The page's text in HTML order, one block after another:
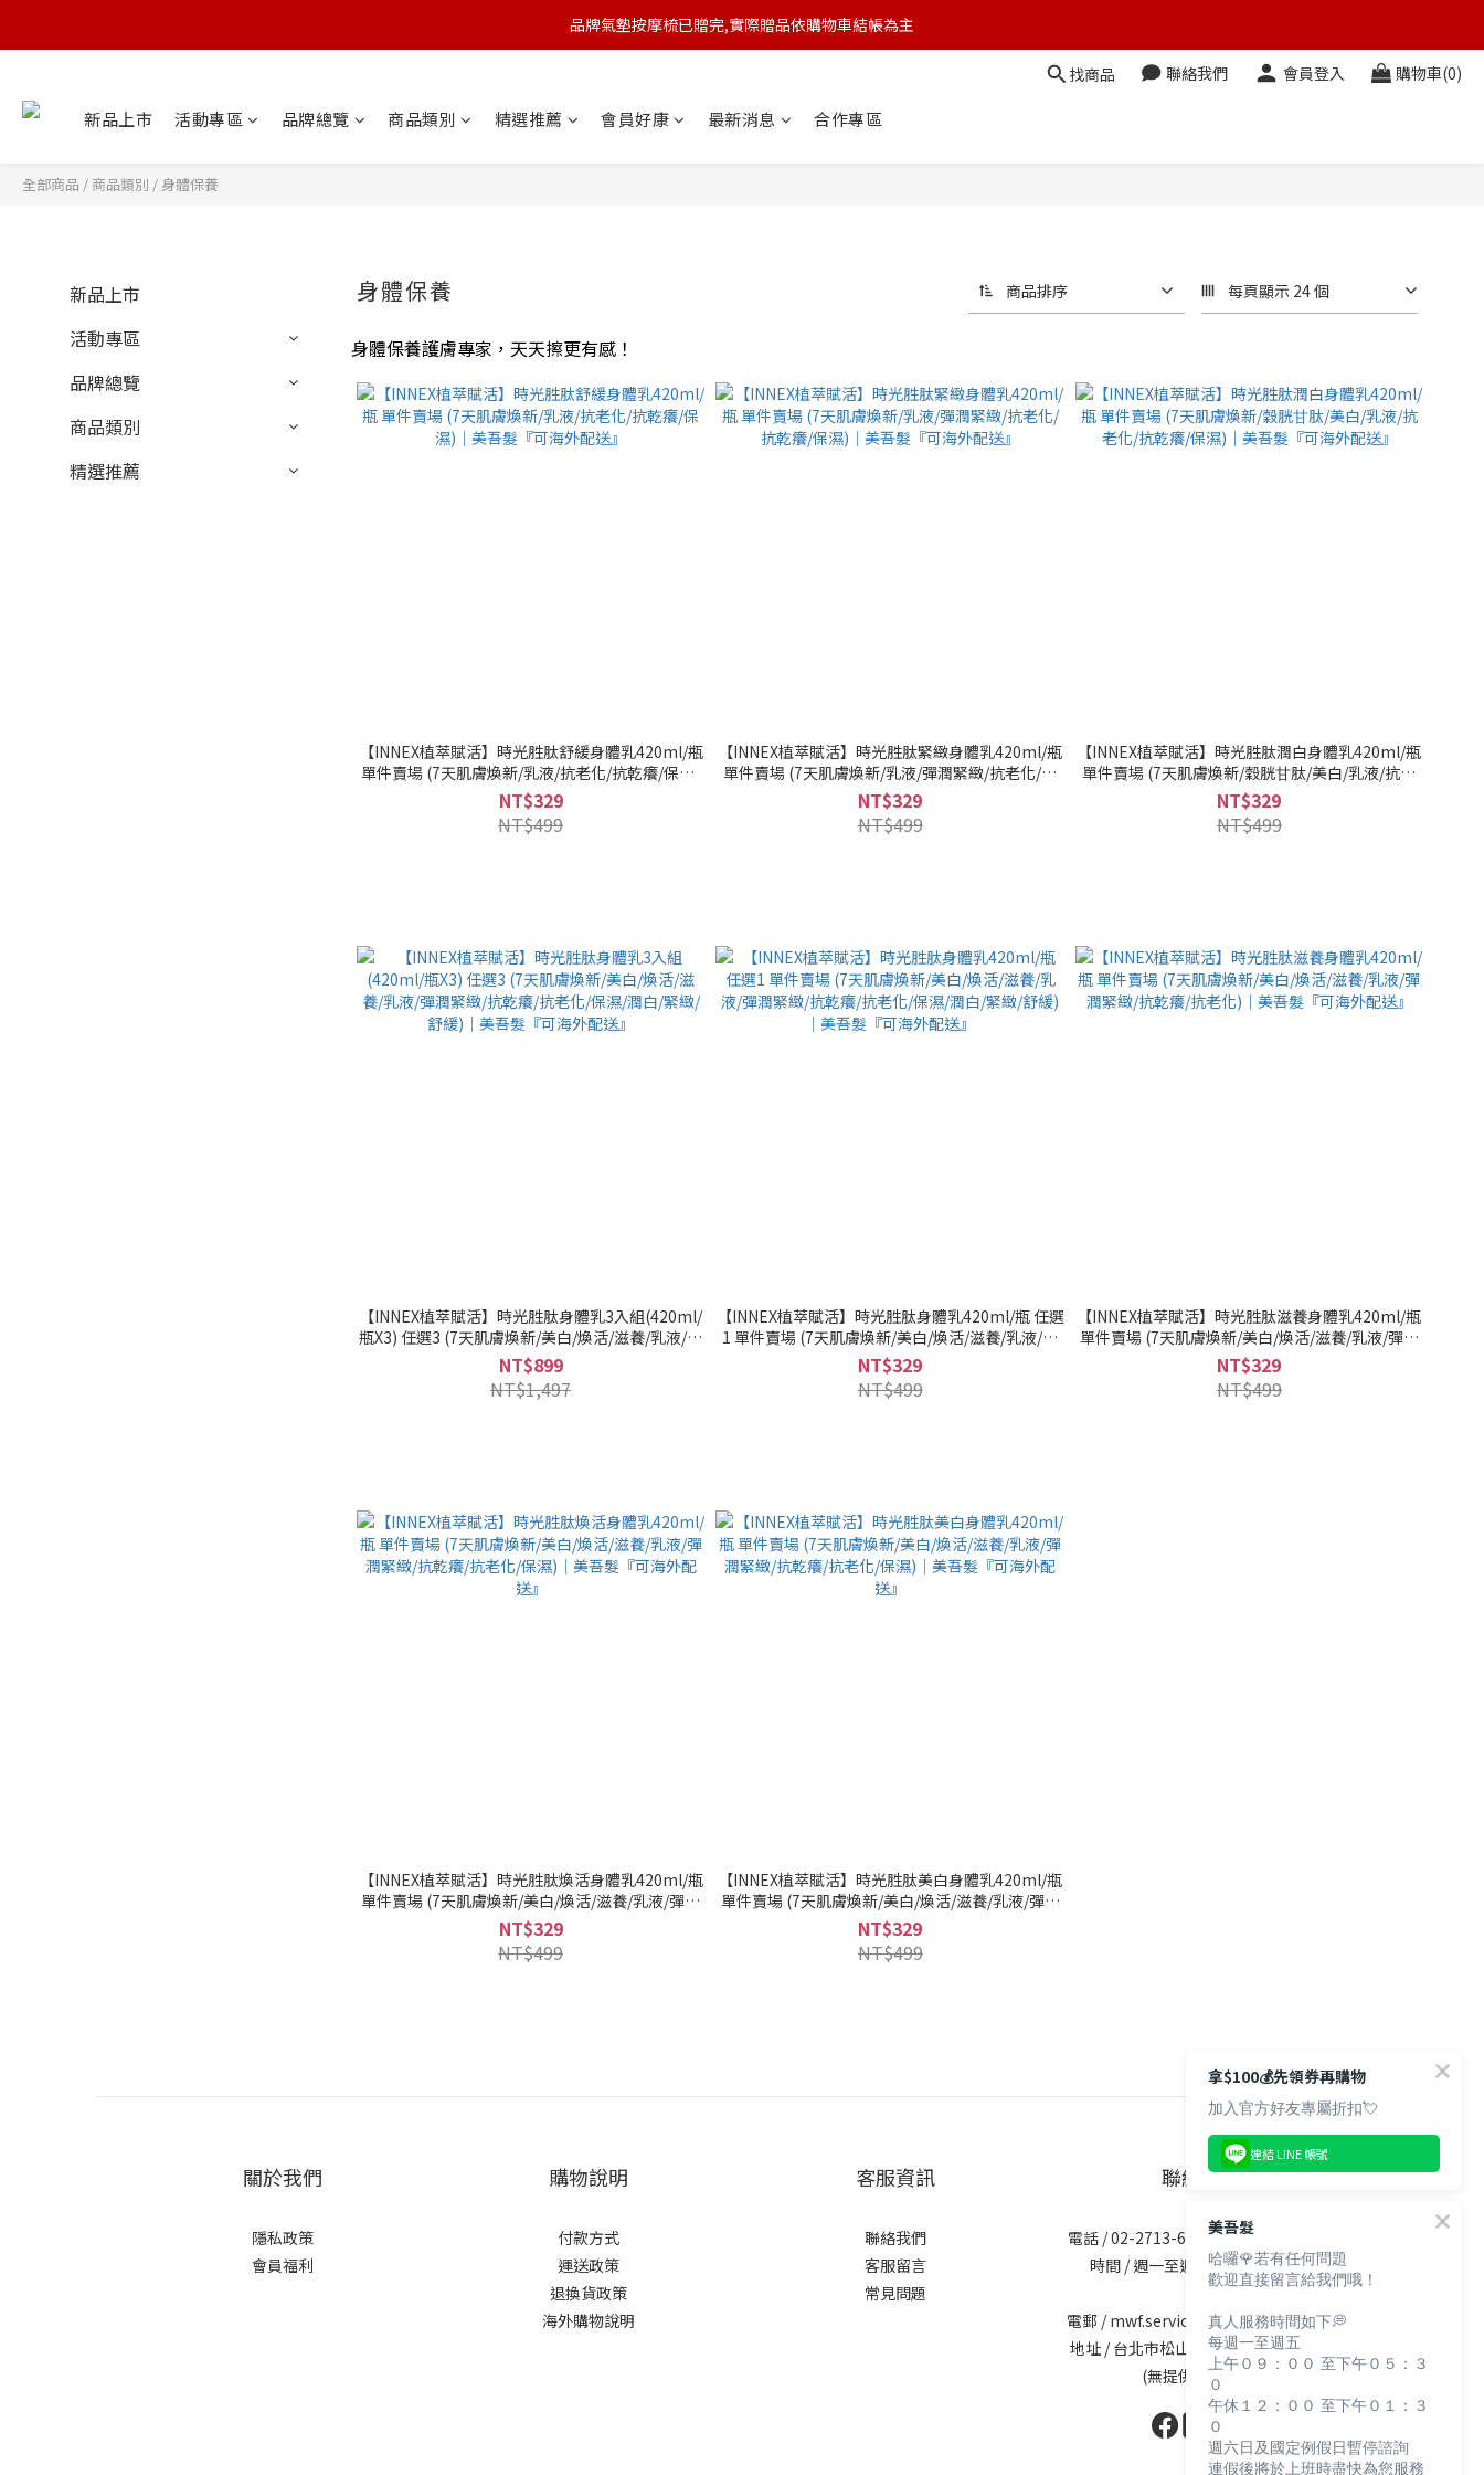
🆕 新會員註冊開卡送9折券 💰
品牌氣墊按摩梳已贈完,實際贈品依購物車結帳為主
找商品 聯絡我們 會員登入 購物車(0)
新品上市 活動專區 品牌總覽 商品類別 精選推薦 會員好康 最新消息 合作專區
全部商品 / 商品類別 / 身體保養
新品上市
活動專區
品牌總覽
商品類別
精選推薦
身體保養 商品排序 每頁顯示 24 個
身體保養護膚專家，天天擦更有感！
【INNEX植萃賦活】時光胜肽舒緩身體乳420ml/瓶
單件賣場 (7天肌膚煥新/乳液/抗老化/抗乾癢/保濕)
｜美吾髮『可海外配送』
NT$329
NT$499
【INNEX植萃賦活】時光胜肽緊緻身體乳420ml/瓶
單件賣場 (7天肌膚煥新/乳液/彈潤緊緻/抗老化/抗
乾癢/保濕)｜美吾髮『可海外配送』
NT$329
NT$499
【INNEX植萃賦活】時光胜肽潤白身體乳420ml/瓶
單件賣場 (7天肌膚煥新/穀胱⽢肽/美白/乳液/抗老
化/抗乾癢/保濕)｜美吾髮『可海外配送』
NT$329
NT$499
【INNEX植萃賦活】時光胜肽身體乳3入組(420ml/
瓶X3) 任選3 (7天肌膚煥新/美白/煥活/滋養/乳液/彈
潤緊緻/抗乾癢/抗老化/保濕/潤白/緊緻/舒緩)｜美吾
髮『可海外配送』
NT$899
NT$1,497
【INNEX植萃賦活】時光胜肽身體乳420ml/瓶 任選
1 單件賣場 (7天肌膚煥新/美白/煥活/滋養/乳液/彈
潤緊緻/抗乾癢/抗老化/保濕/潤白/緊緻/舒緩)｜美吾
髮『可海外配送』
NT$329
NT$499
【INNEX植萃賦活】時光胜肽滋養身體乳420ml/瓶
單件賣場 (7天肌膚煥新/美白/煥活/滋養/乳液/彈潤
緊緻/抗乾癢/抗老化)｜美吾髮『可海外配送』
NT$329
NT$499
【INNEX植萃賦活】時光胜肽煥活身體乳420ml/瓶
單件賣場 (7天肌膚煥新/美白/煥活/滋養/乳液/彈潤
緊緻/抗乾癢/抗老化/保濕)｜美吾髮『可海外配送』
NT$329
NT$499
【INNEX植萃賦活】時光胜肽美白身體乳420ml/瓶
單件賣場 (7天肌膚煥新/美白/煥活/滋養/乳液/彈潤
緊緻/抗乾癢/抗老化/保濕)｜美吾髮『可海外配送』
NT$329
NT$499
關於我們
隱私政策
會員福利
購物說明
付款方式
運送政策
退換貨政策
海外購物說明
客服資訊
聯絡我們
客服留言
常見問題
聯絡資訊
電話 / 02-2713-6621 (無提供訂購服務)
時間 / 週一至週五 09:30-12:00；
13:30-17:30
電郵 / mwf.service@maywufa.com.tw
地址 / 台北市松山區復興北路167號5樓
(無提供現場販售)
拿$100💰先領券再購物
加入官方好友專屬折扣💘
連結 LINE 帳號
美吾髮
哈囉🌹若有任何問題
歡迎直接留言給我們哦！
真人服務時間如下💭
每週一至週五
上午０９：００ 至下午０５：３
０
午休１２：００ 至下午０１：３
０
週六日及國定例假日暫停諮詢
連假後將於上班時盡快為您服務